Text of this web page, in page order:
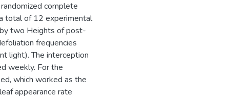
complete
total of 12 experimental
two Heights of post-
frequencies
light). The interception
weekly. For the
which worked as the
appearance rate